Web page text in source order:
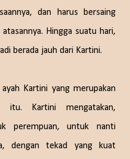
dan harus bersaing
Hingga suatu hari,
berada jauh dari Kartini.
Kartini yang merupakan
itu. Kartini mengatakan,
perempuan, untuk nanti
dengan tekad yang kuat